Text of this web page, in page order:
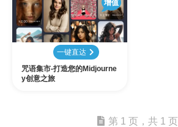
增值
一键直达
咒语集市-打造您的Midjourne
y创意之旅
第 1 页，共 1 页